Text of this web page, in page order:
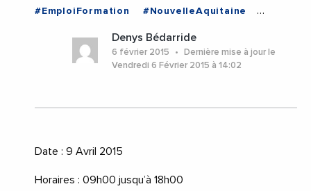
#EmploiFormation
#NouvelleAquitaine
Denys Bédarride
6 février 2015
Dernière mise à jour le
Vendredi 6 Février 2015 à 14:02
Date : 9 Avril 2015
Horaires : 09h00 jusqu’à 18h00